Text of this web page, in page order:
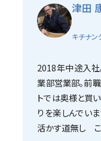
津田
キチナ
2018年中途入社
業部営業部。前
トでは奥様と買
りを楽しんでい
活かす道無し こ